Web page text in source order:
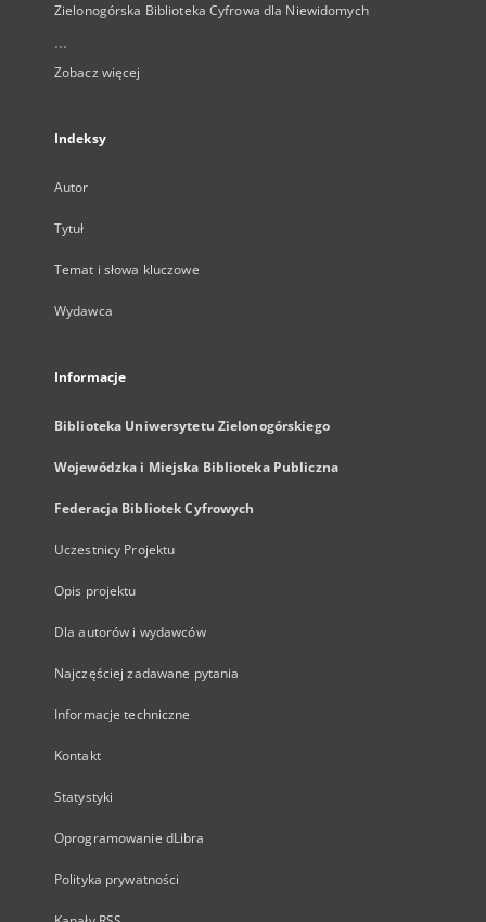
Zielonogórska Biblioteka Cyfrowa dla Niewidomych
...
Zobacz więcej
Indeksy
Autor
Tytuł
Temat i słowa kluczowe
Wydawca
Informacje
Biblioteka Uniwersytetu Zielonogórskiego
Wojewódzka i Miejska Biblioteka Publiczna
Federacja Bibliotek Cyfrowych
Uczestnicy Projektu
Opis projektu
Dla autorów i wydawców
Najczęściej zadawane pytania
Informacje techniczne
Kontakt
Statystyki
Oprogramowanie dLibra
Polityka prywatności